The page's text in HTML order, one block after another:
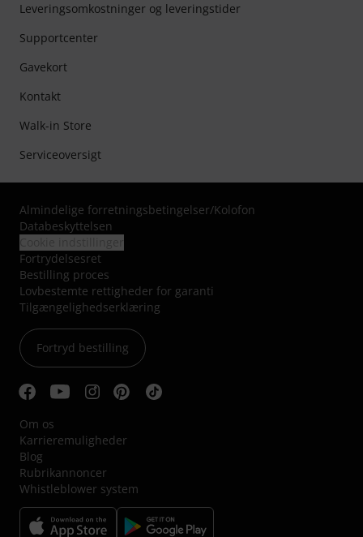
Leveringsomkostninger og leveringstider
Supportcenter
Gavekort
Kontakt
Walk-in Store
Serviceoversigt
Almindelige forretningsbetingelser/Kolofon
Databeskyttelsen
Fortrydelsesret
Bestilling proces
Lovbestemte rettigheder for garanti
Tilgængelighedserklæring
Fortryd bestilling
Om os
Karrieremuligheder
Blog
Rubrikannoncer
Whistleblower system